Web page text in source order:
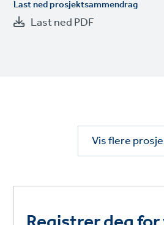
Last ned prosjektsammendrag
Last ned PDF
Vis flere